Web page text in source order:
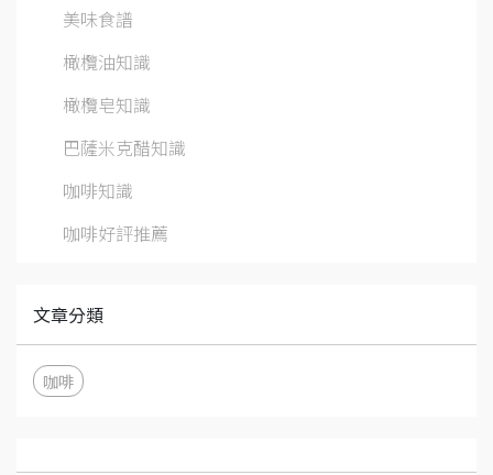
美味食譜
橄欖油知識
橄欖皂知識
巴薩米克醋知識
咖啡知識
咖啡好評推薦
文章分類
咖啡